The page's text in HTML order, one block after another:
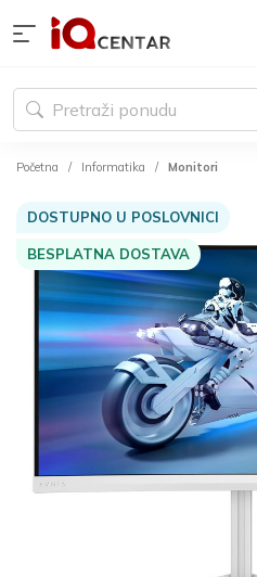
Početna Informatika Monitori
DOSTUPNO U POSLOVNICI
BESPLATNA DOSTAVA